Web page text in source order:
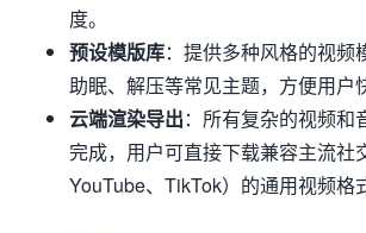
度。
预设模版库：提供多种风格的视频
助眠、解压等常见主题，方便用户
云端渲染导出：所有复杂的视频和
完成，用户可直接下载兼容主流社
YouTube、TikTok）的通用视频格